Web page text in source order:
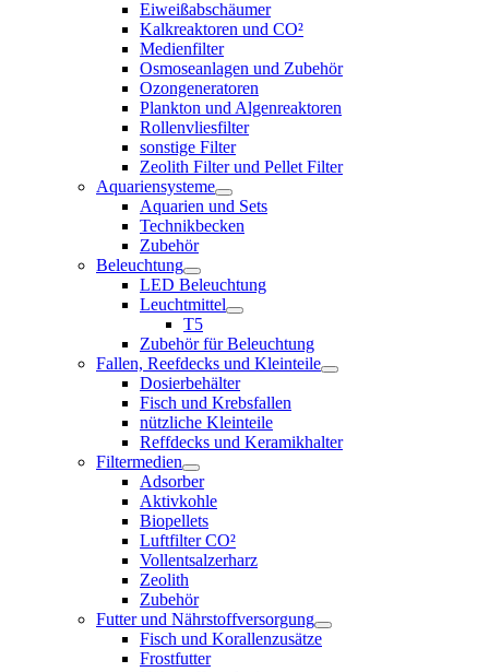
Eiweißabschäumer
Kalkreaktoren und CO²
Medienfilter
Osmoseanlagen und Zubehör
Ozongeneratoren
Plankton und Algenreaktoren
Rollenvliesfilter
sonstige Filter
Zeolith Filter und Pellet Filter
Aquariensysteme
Aquarien und Sets
Technikbecken
Zubehör
Beleuchtung
LED Beleuchtung
Leuchtmittel
T5
Zubehör für Beleuchtung
Fallen, Reefdecks und Kleinteile
Dosierbehälter
Fisch und Krebsfallen
nützliche Kleinteile
Reffdecks und Keramikhalter
Filtermedien
Adsorber
Aktivkohle
Biopellets
Luftfilter CO²
Vollentsalzerharz
Zeolith
Zubehör
Futter und Nährstoffversorgung
Fisch und Korallenzusätze
Frostfutter